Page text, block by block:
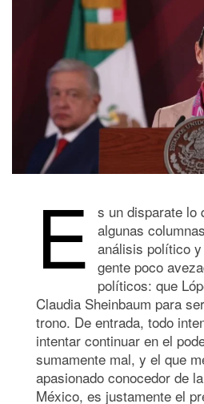
E s un disparate lo
algunas
análisis político
gente poco
políticos: que
Claudia Sheinbaum para
trono. De entrada, todo
intentar continuar en el
sumamente mal, y el que
apasionado conocedor de
México, es justamente el